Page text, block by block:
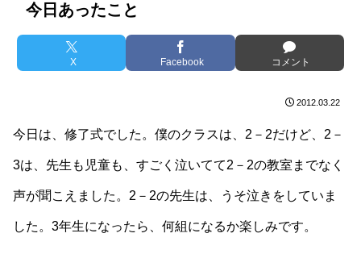
今日あったこと
X Facebook コメント
2012.03.22
今日は、修了式でした。僕のクラスは、2－2だけど、2－
3は、先生も児童も、すごく泣いてて2－2の教室までなく
声が聞こえました。2－2の先生は、うそ泣きをしていま
した。3年生になったら、何組になるか楽しみです。